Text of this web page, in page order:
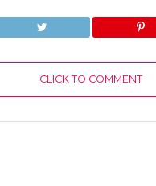
CLICK TO COMMENT